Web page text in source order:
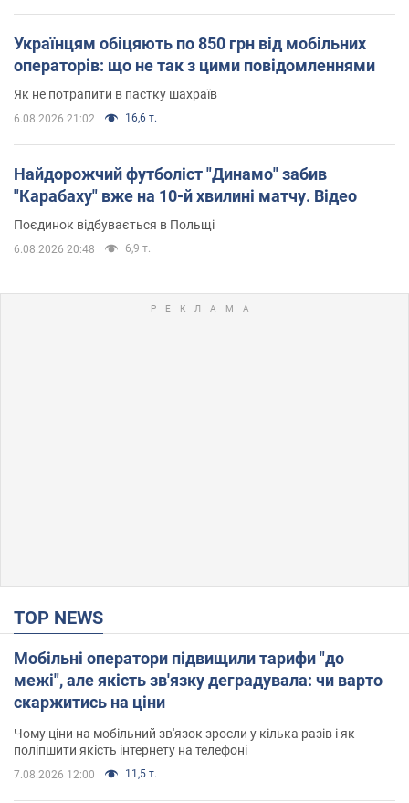
Українцям обіцяють по 850 грн від мобільних
операторів: що не так з цими повідомленнями
Як не потрапити в пастку шахраїв
6.08.2026 21:02 16,6 т.
Найдорожчий футболіст "Динамо" забив
"Карабаху" вже на 10-й хвилині матчу. Відео
Поєдинок відбувається в Польщі
6.08.2026 20:48 6,9 т.
TOP NEWS
Мобільні оператори підвищили тарифи "до
межі", але якість зв'язку деградувала: чи варто
скаржитись на ціни
Чому ціни на мобільний зв'язок зросли у кілька разів і як
поліпшити якість інтернету на телефоні
7.08.2026 12:00 11,5 т.